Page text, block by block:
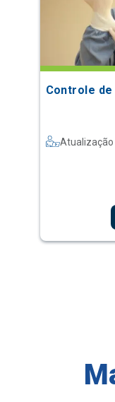
Controle
Atualização